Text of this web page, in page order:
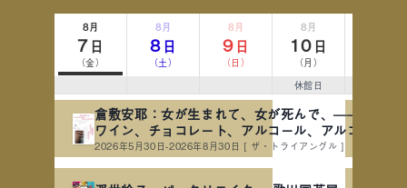
8月
7 日
（金）
8月
8 日
（土）
8月
9 日
（日）
8月
10 日
（月）
休館日
倉敷安耶：女が生まれて、女が死んで、——母の血
ワイン、チョコレート、アルコール、アルコール、
ルコール
2026年5月30日-2026年8月30日 [ ザ・トライアングル ]